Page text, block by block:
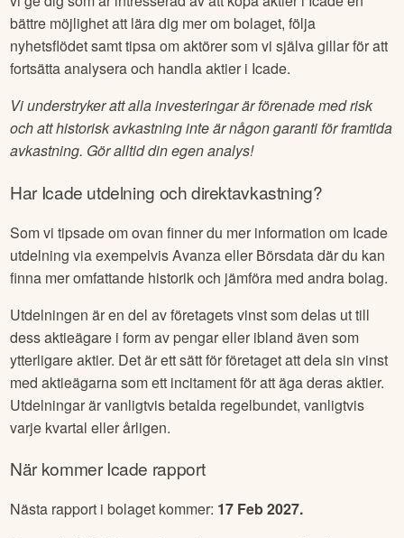
bättre möjlighet att lära dig mer om bolaget, följa
nyhetsflödet samt tipsa om aktörer som vi själva gillar för att
fortsätta analysera och handla aktier i Icade.
Vi understryker att alla investeringar är förenade med risk
och att historisk avkastning inte är någon garanti för framtida
avkastning. Gör alltid din egen analys!
Har Icade utdelning och direktavkastning?
Som vi tipsade om ovan finner du mer information om Icade
utdelning via exempelvis Avanza eller Börsdata där du kan
finna mer omfattande historik och jämföra med andra bolag.
Utdelningen är en del av företagets vinst som delas ut till
dess aktieägare i form av pengar eller ibland även som
ytterligare aktier. Det är ett sätt för företaget att dela sin vinst
med aktieägarna som ett incitament för att äga deras aktier.
Utdelningar är vanligtvis betalda regelbundet, vanligtvis
varje kvartal eller årligen.
När kommerIcade rapport
Nästa rapport i bolaget kommer: 17 Feb 2027.